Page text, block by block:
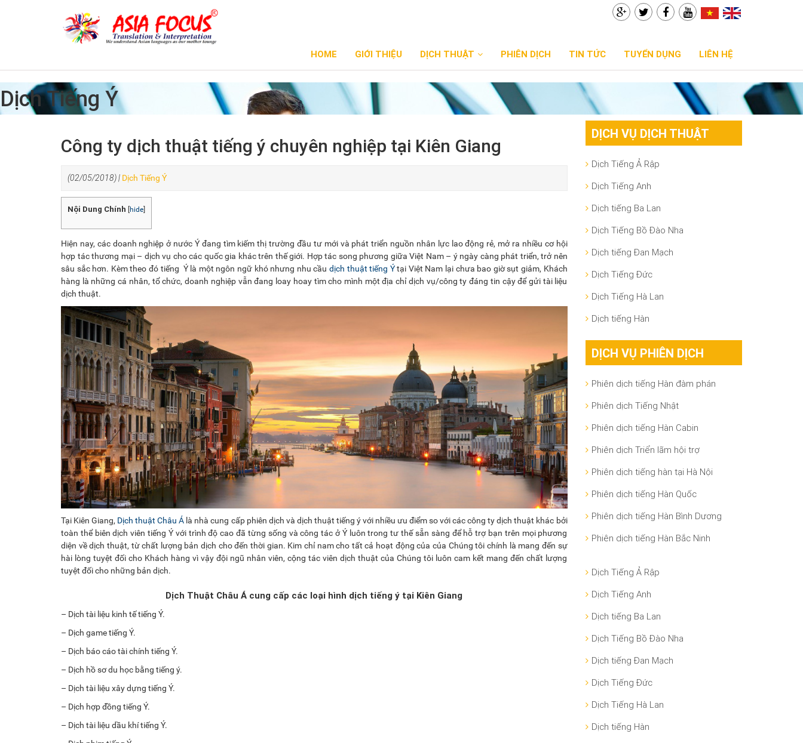
HOME GIỚI THIỆU DỊCH THUẬT PHIÊN DỊCH TIN TỨC TUYỂN DỤNG LIÊN HỆ
Dịch Tiếng Ý
Công ty dịch thuật tiếng ý chuyên nghiệp tại Kiên Giang
(02/05/2018) | Dịch Tiếng Ý
Nội Dung Chính hide
Hiện nay, các doanh nghiệp ở nước Ý đang tìm kiếm thị trường đầu tư mới và phát triển nguồn nhân lực lao động rẻ, mở ra nhiều cơ hội
hợp tác thương mại – dịch vụ cho các quốc gia khác trên thế giới. Hợp tác song phương giữa Việt Nam – ý ngày càng phát triển, trở nên
sâu sắc hơn. Kèm theo đó tiếng Ý là một ngôn ngữ khó nhưng nhu cầu dịch thuật tiếng Ýtại Việt Nam lại chưa bao giờ sụt giảm, Khách
hàng là những cá nhân, tổ chức, doanh nghiệp vẫn đang loay hoay tìm cho mình một địa chỉ dịch vụ/công ty đáng tin cậy để gửi tài liệu
dịch thuật.
Tại Kiên Giang, Dịch thuật Châu Á là nhà cung cấp phiên dịch và dịch thuật tiếng ý với nhiều ưu điểm so với các công ty dịch thuật khác bởi
toàn thể biên dịch viên tiếng Ý với trình độ cao đã từng sống và công tác ở Ý luôn trong tư thế sẵn sàng để hỗ trợ bạn trên mọi phương
diện về dịch thuật, từ chất lượng bản dịch cho đến thời gian. Kim chỉ nam cho tất cả hoạt động của của Chúng tôi chính là mang đến sự
hài lòng tuyệt đối cho Khách hàng vì vậy đội ngũ nhân viên, cộng tác viên dịch thuật của Chúng tôi luôn cam kết mang đến chất lượng
tuyệt đối cho những bản dịch.
Dịch Thuật Châu Á cung cấp các loại hình dịch tiếng ý tại Kiên Giang
– Dịch tài liệu kinh tế tiếng Ý.
– Dịch game tiếng Ý.
– Dịch báo cáo tài chính tiếng Ý.
– Dịch hồ sơ du học bằng tiếng ý.
– Dịch tài liệu xây dựng tiếng Ý.
– Dịch hợp đồng tiếng Ý.
– Dịch tài liệu dầu khí tiếng Ý.
DỊCH VỤ DỊCH THUẬT
Dịch Tiếng Ả Rập
Dịch Tiếng Anh
Dịch tiếng Ba Lan
Dịch Tiếng Bồ Đào Nha
Dịch tiếng Đan Mạch
Dịch Tiếng Đức
Dịch Tiếng Hà Lan
Dịch tiếng Hàn
DỊCH VỤ PHIÊN DỊCH
Phiên dịch tiếng Hàn đàm phán
Phiên dịch Tiếng Nhật
Phiên dịch tiếng Hàn Cabin
Phiên dịch Triển lãm hội trợ
Phiên dịch tiếng hàn tại Hà Nội
Phiên dịch tiếng Hàn Quốc
Phiên dịch tiếng Hàn Bình Dương
Phiên dịch tiếng Hàn Bắc Ninh
Dịch Tiếng Ả Rập
Dịch Tiếng Anh
Dịch tiếng Ba Lan
Dịch Tiếng Bồ Đào Nha
Dịch tiếng Đan Mạch
Dịch Tiếng Đức
Dịch Tiếng Hà Lan
Dịch tiếng Hàn